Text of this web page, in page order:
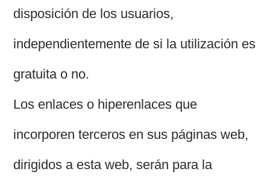
disposición de los usuarios,
independientemente de si la utilización es
gratuita o no.
Los enlaces o hiperenlaces que
incorporen terceros en sus páginas web,
dirigidos a esta web, serán para la